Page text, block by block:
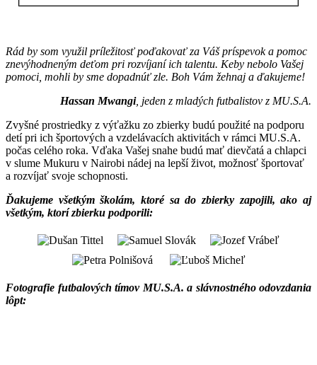
Rád by som využil príležitosť poďakovať za Váš príspevok a pomoc
znevýhodneným deťom pri rozvíjaní ich talentu. Keby nebolo Vašej
pomoci, mohli by sme dopadnúť zle. Boh Vám žehnaj a ďakujeme!
Hassan Mwangi, jeden z mladých futbalistov z MU.S.A.
Zvyšné prostriedky z výťažku zo zbierky budú použité na podporu
detí pri ich športových a vzdelávacích aktivitách v rámci MU.S.A.
počas celého roka. Vďaka Vašej snahe budú mať dievčatá a chlapci
v slume Mukuru v Nairobi nádej na lepší život, možnosť športovať
a rozvíjať svoje schopnosti.
Ďakujeme všetkým školám, ktoré sa do zbierky zapojili, ako aj
všetkým, ktorí zbierku podporili:
Fotografie futbalových tímov MU.S.A. a slávnostného odovzdania
lôpt: